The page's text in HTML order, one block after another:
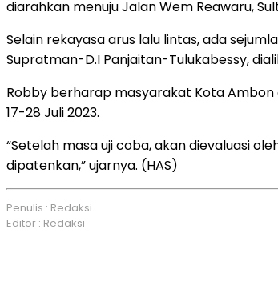
diarahkan menuju Jalan Wem Reawaru,
Selain rekayasa arus lalu lintas, ada
Supratman-D.I Panjaitan-Tulukabessy,
Robby berharap masyarakat Kota Ambon
17-28 Juli 2023.
“Setelah masa uji coba, akan dievaluasi
dipatenkan,” ujarnya. (HAS)
Penulis : Redaksi
Editor : Redaksi